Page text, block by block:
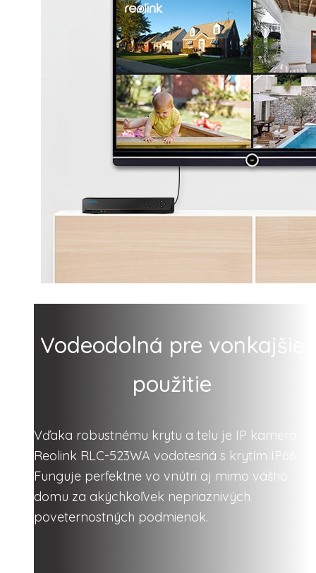
Vodeodolná pre vonkajšie
použitie
Vďaka robustnému krytu a telu je IP kamera
Reolink RLC-523WA vodotesná s krytím IP66.
Funguje perfektne vo vnútri aj mimo vášho
domu za akýchkoľvek nepriaznivých
poveternostných podmienok.